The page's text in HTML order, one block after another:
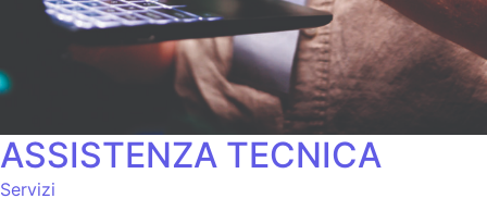
ASSISTENZA TECNICA
Servizi